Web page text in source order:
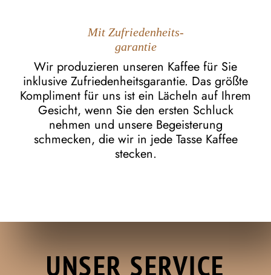
Mit Zufriedenheits-
garantie
Wir produzieren unseren Kaffee für Sie
inklusive Zufriedenheitsgarantie. Das größte
Kompliment für uns ist ein Lächeln auf Ihrem
Gesicht, wenn Sie den ersten Schluck
nehmen und unsere Begeisterung
schmecken, die wir in jede Tasse Kaffee
stecken.
UNSER SERVICE